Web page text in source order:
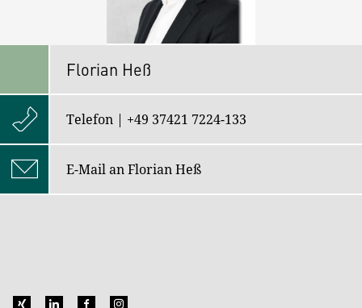
Florian Heß
Telefon | +49 37421 7224-133
E-Mail an Florian Heß